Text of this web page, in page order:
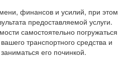
финансов и усилий, при этом
предоставляемой услуги.
самостоятельно погружаться
транспортного средства и
его починкой.